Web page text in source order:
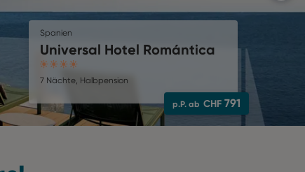
Spanien
Universal Hotel Marqués
47 Nächte,Halbpension
p.P. ab CHF 797